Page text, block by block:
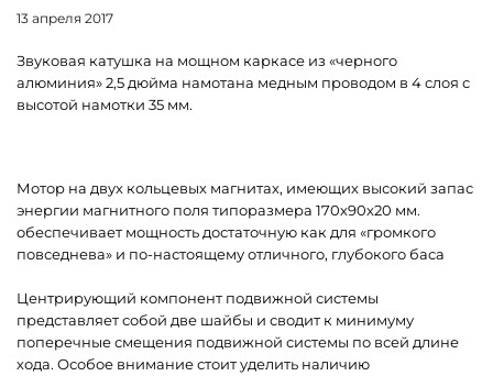
13 апреля 2017
Звуковая катушка на мощном каркасе из «черного
алюминия» 2,5 дюйма намотана медным проводом в 4 слоя с
высотой намотки 35 мм.
Мотор на двух кольцевых магнитах, имеющих высокий запас
энергии магнитного поля типоразмера 170х90х20 мм.
обеспечивает мощность достаточную как для «громкого
повседнева» и по-настоящему отличного, глубокого баса
Центрирующий компонент подвижной системы
представляет собой две шайбы и сводит к минимуму
поперечные смещения подвижной системы по всей длине
хода. Особое внимание стоит уделить наличию